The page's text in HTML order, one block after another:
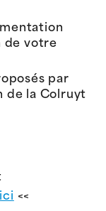
de votre
par
de la Colruyt
ici <<